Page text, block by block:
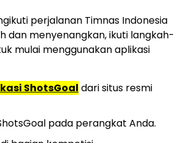
perjalanan Timnas Indonesia
dan menyenangkan, ikuti langkah-
mulai menggunakan aplikasi
ShotsGoal dari situs resmi
pada perangkat Anda.